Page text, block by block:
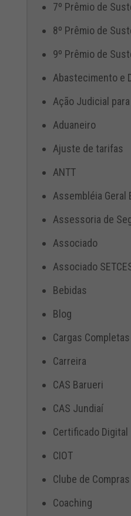
7º Prêmio de
8º Prêmio de
9º Prêmio de
Abastecimento e
Ação Judicial
Aduaneiro
Ajuste de tarifas
ANTT
Assembléia Geral
Assessoria de
Associado
Associado
Bebidas
Blog
Cargas Completas
Carreira
CAS Barueri
CAS Jundiaí
Certificado Digital
CIOT
Clube de Compras
Coaching